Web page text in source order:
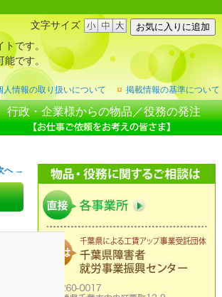
トです。
です。
文字サイズ
人情報の取り扱いについて 掲載情報の基準について
行政・企業様からの物品／役務の発注
へ →